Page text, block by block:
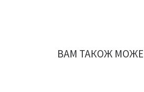
ВАМ ТАКОЖ